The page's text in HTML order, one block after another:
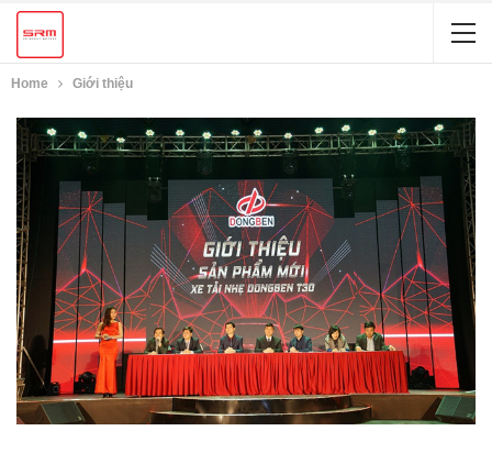
Home Giới thiệu